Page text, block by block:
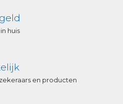
huis
en producten